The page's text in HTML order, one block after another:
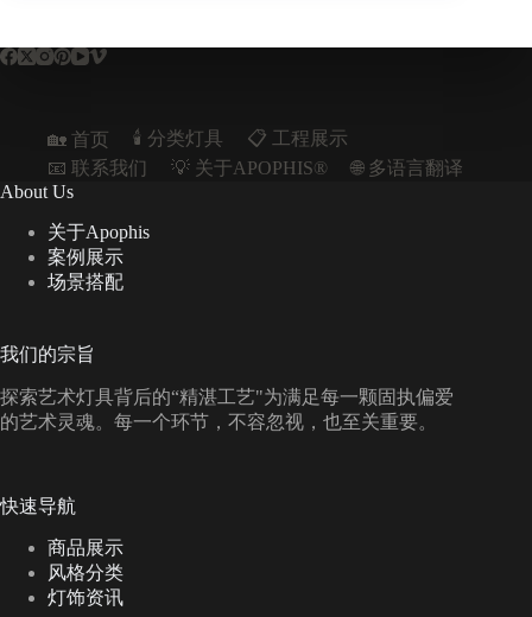
🏡 首页 🕯️ 分类灯具
📋︎ 工程展示
📧 联系我们
💡 关于APOPHIS®
🌐 多语言翻译
About Us
关于Apophis
案例展示
场景搭配
我们的宗旨
探索艺术灯具背后的“精湛工艺"为满足每一颗固执偏爱
的艺术灵魂。每一个环节，不容忽视，也至关重要。
快速导航
商品展示
风格分类
灯饰资讯